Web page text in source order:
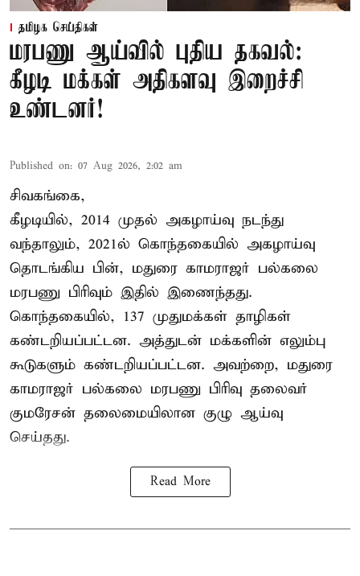
தமிழக செய்திகள்
மரபணு ஆய்வில் புதிய தகவல்:
கீழடி மக்கள் அதிகளவு இறைச்சி
உண்டனர்!
Published on: 07 Aug 2026, 2:02 am
சிவகங்கை,
கீழடியில், 2014 முதல் அகழாய்வு நடந்து
வந்தாலும், 2021ல் கொந்தகையில் அகழாய்வு
தொடங்கிய பின், மதுரை காமராஜர் பல்கலை
மரபணு பிரிவும் இதில் இணைந்தது.
கொந்தகையில், 137 முதுமக்கள் தாழிகள்
கண்டறியப்பட்டன. அத்துடன் மக்களின் எலும்பு
கூடுகளும் கண்டறியப்பட்டன. அவற்றை, மதுரை
காமராஜர் பல்கலை மரபணு பிரிவு தலைவர்
குமரேசன் தலைமையிலான குழு ஆய்வு
செய்தது.
Read More